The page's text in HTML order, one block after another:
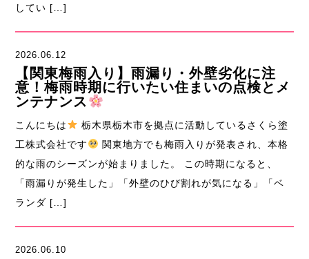
してい […]
2026.06.12
【関東梅雨入り】雨漏り・外壁劣化に注
意！梅雨時期に行いたい住まいの点検とメ
ンテナンス
こんにちは
栃木県栃木市を拠点に活動しているさくら塗
工株式会社です
関東地方でも梅雨入りが発表され、本格
的な雨のシーズンが始まりました。 この時期になると、
「雨漏りが発生した」「外壁のひび割れが気になる」「ベ
ランダ […]
2026.06.10